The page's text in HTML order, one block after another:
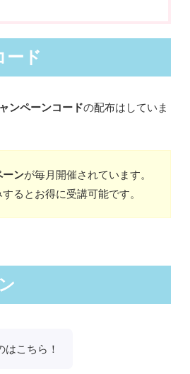
ード
ンペーンコードの配布はしていま
ーンが毎月開催されています。
るとお得に受講可能です。
こちら！